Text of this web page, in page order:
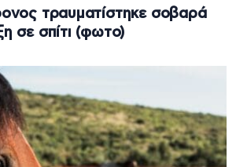
τραυματίστηκε σοβαρά
σε σπίτι (φωτο)